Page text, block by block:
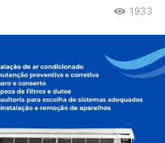
1933